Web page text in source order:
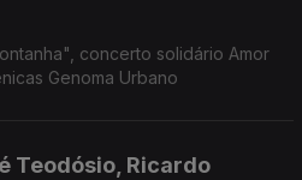
concerto solidário Amor
Genoma Urbano
Teodósio, Ricardo